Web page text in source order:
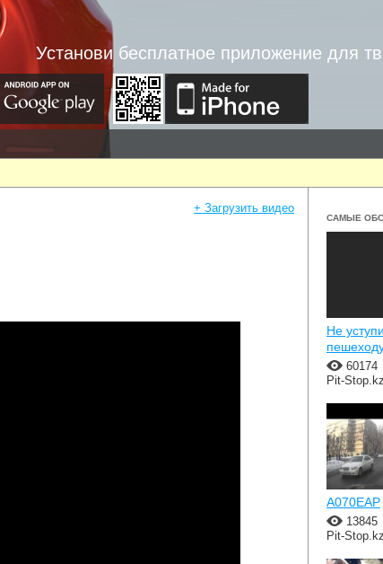
Установи бесплатное приложение для
+ Загрузить видео
САМЫЕ
Не
60174
Pit-Stop.kz
A070EAP
13845
Pit-Stop.kz